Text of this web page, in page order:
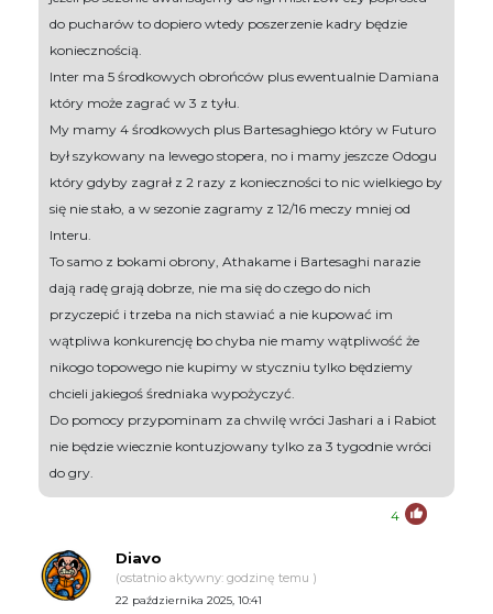
do pucharów to dopiero wtedy poszerzenie kadry będzie
koniecznością.
Inter ma 5 środkowych obrońców plus ewentualnie Damiana
który może zagrać w 3 z tyłu.
My mamy 4 środkowych plus Bartesaghiego który w Futuro
był szykowany na lewego stopera, no i mamy jeszcze Odogu
który gdyby zagrał z 2 razy z konieczności to nic wielkiego by
się nie stało, a w sezonie zagramy z 12/16 meczy mniej od
Interu.
To samo z bokami obrony, Athakame i Bartesaghi narazie
dają radę grają dobrze, nie ma się do czego do nich
przyczepić i trzeba na nich stawiać a nie kupować im
wątpliwa konkurencję bo chyba nie mamy wątpliwość że
nikogo topowego nie kupimy w styczniu tylko będziemy
chcieli jakiegoś średniaka wypożyczyć.
Do pomocy przypominam za chwilę wróci Jashari a i Rabiot
nie będzie wiecznie kontuzjowany tylko za 3 tygodnie wróci
do gry.
4
Diavo
(ostatnio aktywny: godzinę temu )
22 października 2025, 10:41